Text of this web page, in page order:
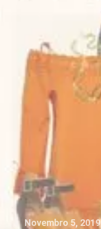
Novembro 5, 2019